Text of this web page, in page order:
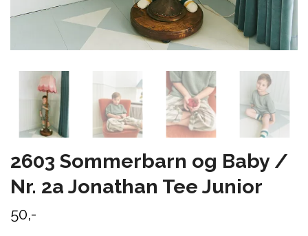
2603 Sommerbarn og Baby /
Nr. 2a Jonathan Tee Junior
50,-